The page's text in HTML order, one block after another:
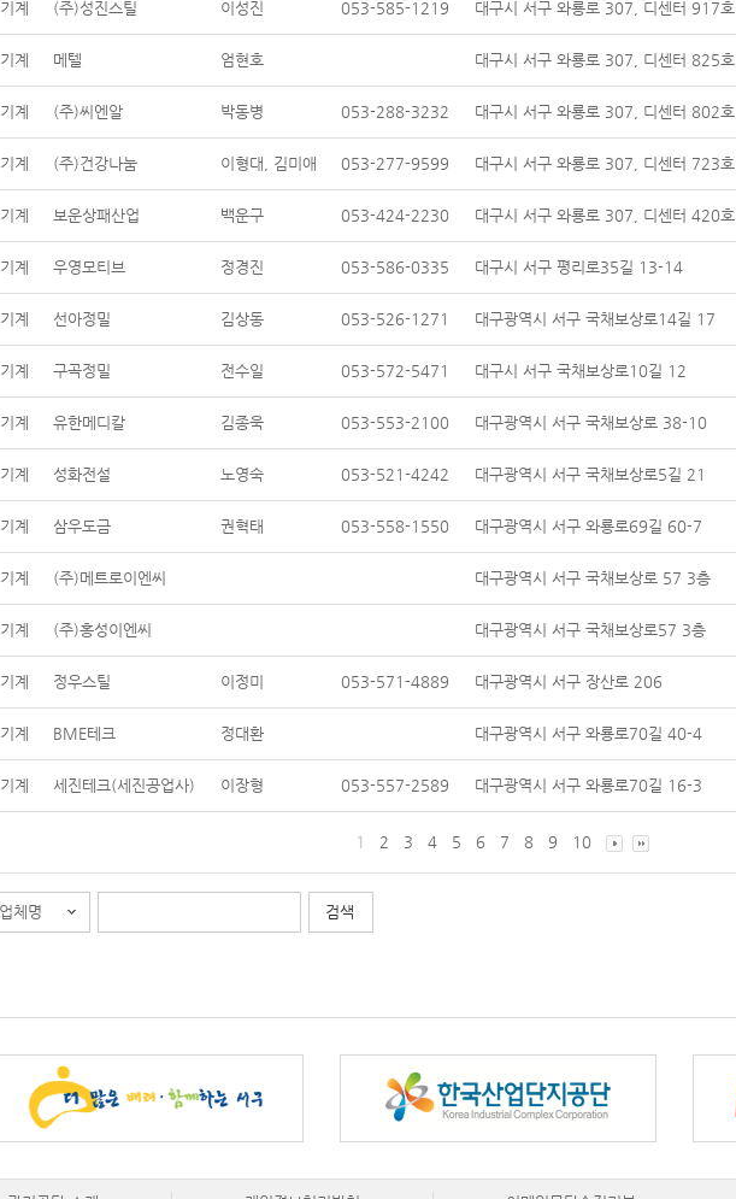
기계 (주)성진스틸 이성진 053-585-1219 대구시 서구 와룡로 307, 디센터 917호
기계 메텔 엄현호 대구시 서구 와룡로 307, 디센터 825호
기계 (주)씨엔알 박동병 053-288-3232 대구시 서구 와룡로 307, 디센터 802호
기계 (주)건강나눔 이형대, 김미애 053-277-9599 대구시 서구 와룡로 307, 디센터 723호
기계 보운상패산업 백운구 053-424-2230 대구시 서구 와룡로 307, 디센터 420호
기계 우영모티브 정경진 053-586-0335 대구시 서구 평리로35길 13-14
기계 선아정밀 김상동 053-526-1271 대구광역시 서구 국채보상로14길 17
기계 구곡정밀 전수일 053-572-5471 대구시 서구 국채보상로10길 12
기계 유한메디칼 김종욱 053-553-2100 대구광역시 서구 국채보상로 38-10
기계 성화전설 노영숙 053-521-4242 대구광역시 서구 국채보상로5길 21
기계 삼우도금 권혁태 053-558-1550 대구광역시 서구 와룡로69길 60-7
기계 (주)메트로이엔씨 대구광역시 서구 국채보상로 57 3층
기계 (주)홍성이엔씨 대구광역시 서구 국채보상로57 3층
기계 정우스틸 이정미 053-571-4889 대구광역시 서구 장산로 206
기계 BME테크 정대환 대구광역시 서구 와룡로70길 40-4
기계 세진테크(세진공업사) 이장형 053-557-2589 대구광역시 서구 와룡로70길 16-3
1 2 3 4 5 6 7 8 9 10